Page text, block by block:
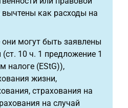
как расходы на
могут быть заявлены
10 ч. 1 предложение 1
налоге (EStG)),
жизни,
страхования на
на случай